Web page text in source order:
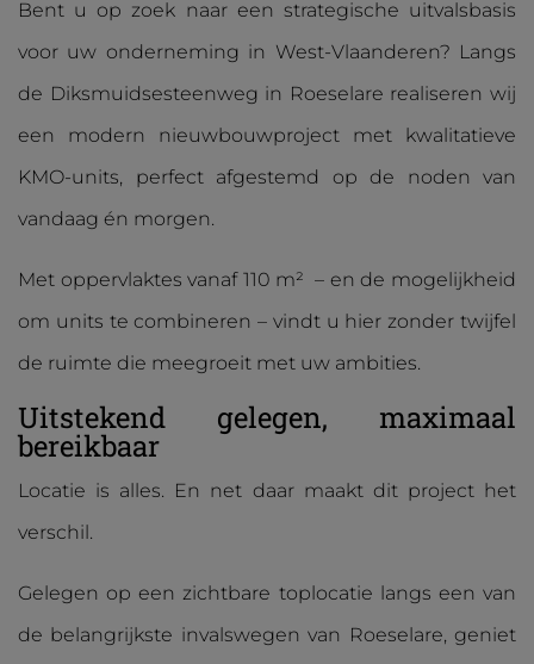
Bent u op zoek naar een strategische uitvalsbasis
voor uw onderneming in West-Vlaanderen? Langs
de Diksmuidsesteenweg in Roeselare realiseren wij
een modern nieuwbouwproject met kwalitatieve
KMO-units, perfect afgestemd op de noden van
vandaag én morgen.
Met oppervlaktes vanaf 110 m² – en de mogelijkheid
om units te combineren – vindt u hier zonder twijfel
de ruimte die meegroeit met uw ambities.
Uitstekend gelegen, maximaal
bereikbaar
Locatie is alles. En net daar maakt dit project het
verschil.
Gelegen op een zichtbare toplocatie langs een van
de belangrijkste invalswegen van Roeselare, geniet